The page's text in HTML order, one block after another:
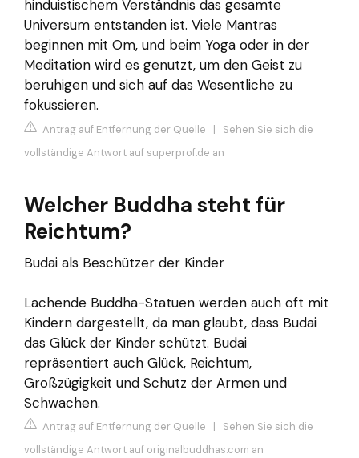
hinduistischem Verständnis das gesamte
Universum entstanden ist. Viele Mantras
beginnen mit Om, und beim Yoga oder in der
Meditation wird es genutzt, um den Geist zu
beruhigen und sich auf das Wesentliche zu
fokussieren.
Antrag auf Entfernung der Quelle | Sehen Sie sich die
vollständige Antwort auf superprof.de an
Welcher Buddha steht für
Reichtum?
Budai als Beschützer der Kinder
Lachende Buddha-Statuen werden auch oft mit
Kindern dargestellt, da man glaubt, dass Budai
das Glück der Kinder schützt. Budai
repräsentiert auch Glück, Reichtum,
Großzügigkeit und Schutz der Armen und
Schwachen.
Antrag auf Entfernung der Quelle | Sehen Sie sich die
vollständige Antwort auf originalbuddhas.com an